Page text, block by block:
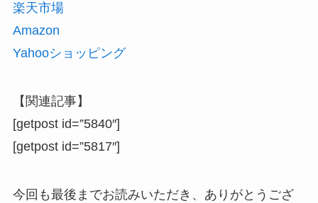
楽天市場
Amazon
Yahooショッピング
【関連記事】
[getpost id=”5840″]
[getpost id=”5817″]
今回も最後までお読みいただき、ありがとうござ